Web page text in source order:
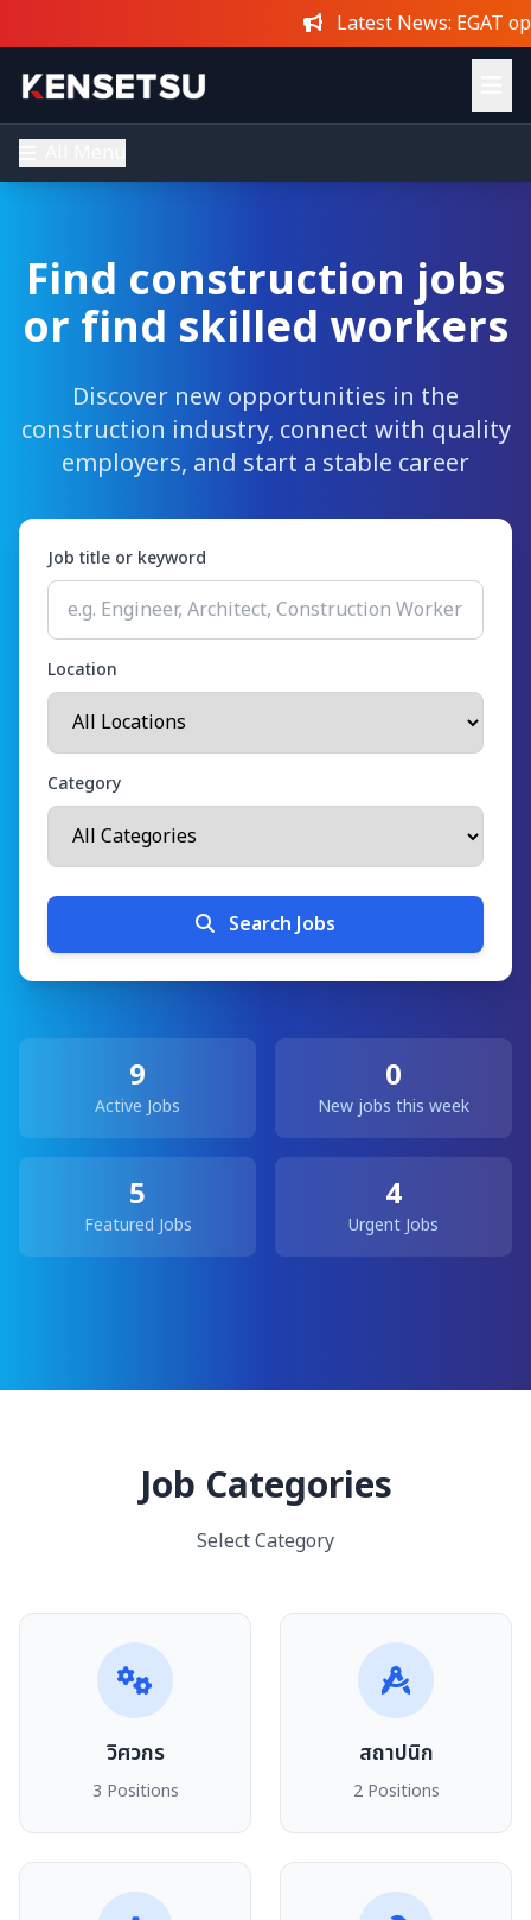
Latest News: EGAT
Find construction jobs
or find skilled workers
Discover new opportunities in the
construction industry, connect with quality
employers, and start a stable career
Job title or keyword
Location
Category
Search Jobs
9
Active Jobs
0
New jobs this week
5
Featured Jobs
4
Urgent Jobs
Job Categories
Select Category
วิศวกร
3 Positions
สถาปนิก
2 Positions